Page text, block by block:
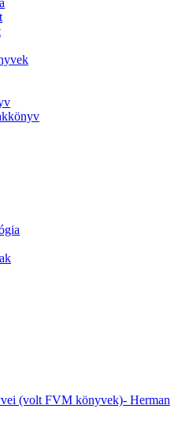
(volt FVM könyvek)- Herman